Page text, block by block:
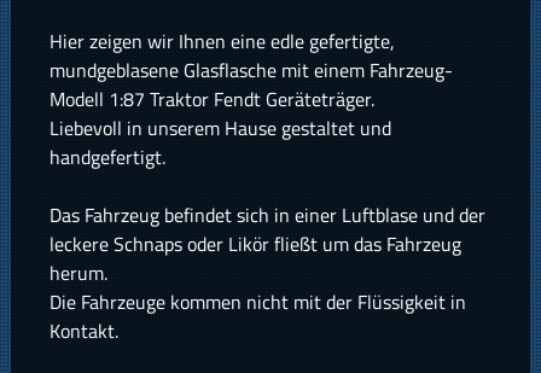
Hier zeigen wir Ihnen eine edle gefertigte,
mundgeblasene Glasflasche mit einem Fahrzeug-
Modell 1:87 Traktor Fendt Geräteträger.
Liebevoll in unserem Hause gestaltet und
handgefertigt.
Das Fahrzeug befindet sich in einer Luftblase und der
leckere Schnaps oder Likör fließt um das Fahrzeug
herum.
Die Fahrzeuge kommen nicht mit der Flüssigkeit in
Kontakt.